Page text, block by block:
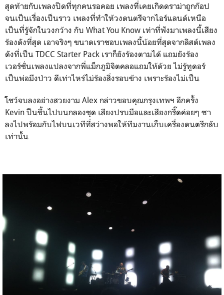
สุดท้ายกับเพลงปิดที่ทุกคนรอคอย เพลงที่เคยเกิดดราม่าถูกก๊อป
จนเป็นเรื่องเป็นราว เพลงที่ทำให้วงดนตรีจากไอร์แลนด์เหนือ
เป็นที่รู้จักในวงกว้าง กับ What You Know เท่าที่ฟังมาเพลงนี้เสียง
ร้องดังที่สุด เอาจริงๆ ขนาดเราชอบเพลงนี้น้อยที่สุดจากลิสต์เพลง
ดังที่เป็น TDCC Starter Pack เราก็ยังร้องตามได้ แถมยังร้อง
เวอร์ชั่นเพลงแปลงจากพี่แม็กภูมิจิตคลอแถมให้ด้วย ไม่รู้ทูดอร์
เป็นพ่อมึงป่าว ดีเท่าไหร่ไม่ร้องสิ่งรอบข้าง เพราะร้องไม่เป็น
โชว์จบลงอย่างสวยงาม Alex กล่าวขอบคุณกรุงเทพฯ อีกครั้ง
Kevin ปีนขึ้นไปบนกลองชุด เสียงปรบมือและเสียงกรี๊ดค่อยๆ ซา
ลงไปพร้อมกับไฟบนเวทีที่สว่างพอให้ทีมงานเก็บเครื่องดนตรีกลับ
เท่านั้น